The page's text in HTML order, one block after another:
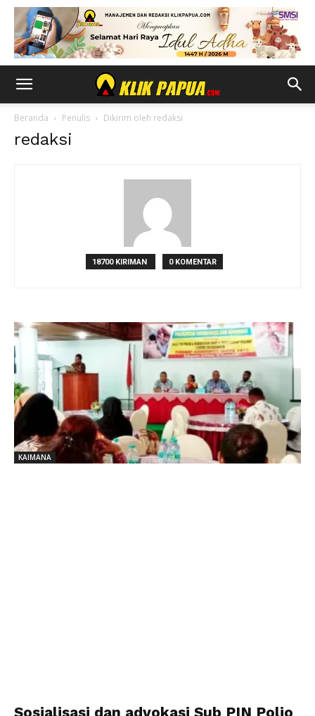
Beranda Penulis Dikirim oleh redaksi
redaksi
18700 KIRIMAN 0 KOMENTAR
KAIMANA
Sosialisasi dan advokasi Sub PIN Polio